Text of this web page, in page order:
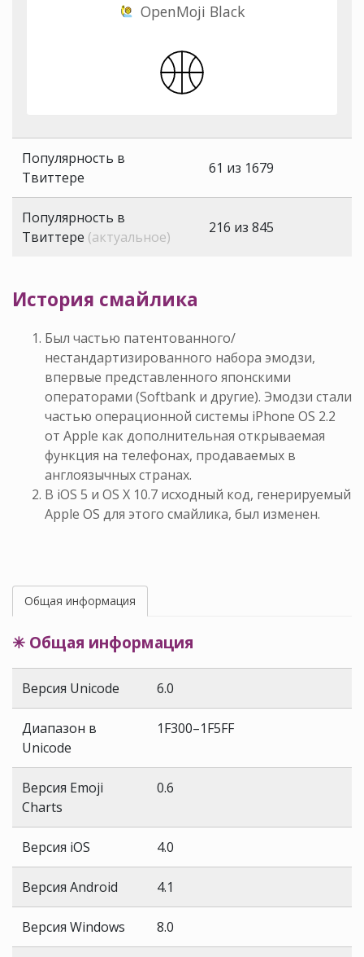
OpenMoji Black
Популярность в
Твиттере
61 из 1679
Популярность в
Твиттере (актуальное)
216 из 845
История смайлика
Был частью патентованного/
нестандартизированного набора эмодзи,
впервые представленного японскими
операторами (Softbank и другие). Эмодзи стали
частью операционной системы iPhone OS 2.2
от Apple как дополнительная открываемая
функция на телефонах, продаваемых в
англоязычных странах.
В iOS 5 и OS X 10.7 исходный код, генерируемый
Apple OS для этого смайлика, был изменен.
Общая информация
✳ Общая информация
Версия Unicode 6.0
Диапазон в
Unicode
1F300–1F5FF
Версия Emoji
Charts
0.6
Версия iOS 4.0
Версия Android 4.1
Версия Windows 8.0